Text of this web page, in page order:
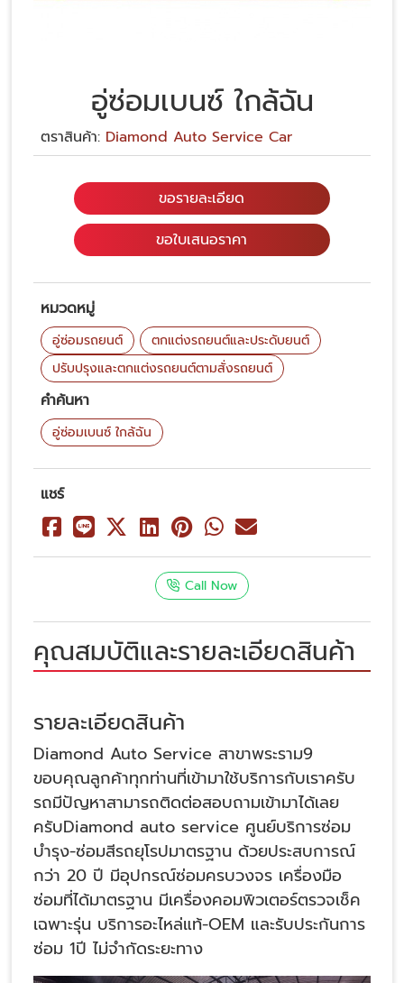
อู่ซ่อมเบนซ์ ใกล้ฉัน
ตราสินค้า: Diamond Auto Service Car
ขอรายละเอียด
ขอใบเสนอราคา
หมวดหมู่
อู่ซ่อมรถยนต์
ตกแต่งรถยนต์และประดับยนต์
ปรับปรุงและตกแต่งรถยนต์ตามสั่งรถยนต์
คำค้นหา
อู่ซ่อมเบนซ์ ใกล้ฉัน
แชร์
Call Now
คุณสมบัติและรายละเอียดสินค้า
รายละเอียดสินค้า
Diamond Auto Service สาขาพระราม9
ขอบคุณลูกค้าทุกท่านที่เข้ามาใช้บริการกับเราครับ
รถมีปัญหาสามารถติดต่อสอบถามเข้ามาได้เลย
ครับDiamond auto service ศูนย์บริการซ่อม
บำรุง-ซ่อมสีรถยุโรปมาตรฐาน ด้วยประสบการณ์
กว่า 20 ปี มีอุปกรณ์ซ่อมครบวงจร เครื่องมือ
ซ่อมที่ได้มาตรฐาน มีเครื่องคอมพิวเตอร์ตรวจเช็ค
เฉพาะรุ่น บริการอะไหล่แท้-OEM และรับประกันการ
ซ่อม 1ปี ไม่จำกัดระยะทาง